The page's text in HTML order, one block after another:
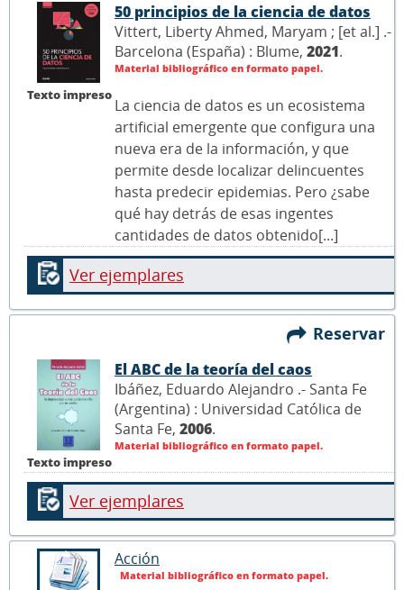
Texto impreso
50 principios de la ciencia de datos
Vittert, Liberty Ahmed, Maryam ; [et al.] .-
Barcelona (España) : Blume, 2021.
Material bibliográfico en formato papel.
La ciencia de datos es un ecosistema
artificial emergente que configura una
nueva era de la información, y que
permite desde localizar delincuentes
hasta predecir epidemias. Pero ¿sabe
qué hay detrás de esas ingentes
cantidades de datos obtenido[...]
Ver ejemplares
Reservar
Texto impreso
El ABC de la teoría del caos
Ibáñez, Eduardo Alejandro .- Santa Fe
(Argentina) : Universidad Católica de
Santa Fe, 2006.
Material bibliográfico en formato papel.
Ver ejemplares
Acción
Material bibliográfico en formato papel.